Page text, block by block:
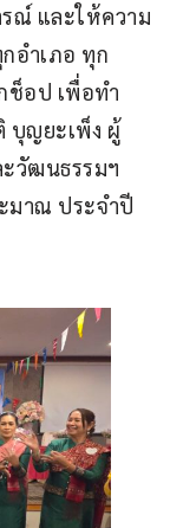
ณ์ และให้ความ
อำเภอ ทุก
ช็อป เพื่อทำ
บุญยะเพ็ง ผู้
วัฒนธรรมฯ
มาณ ประจำปี